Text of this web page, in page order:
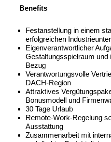
Benefits
Festanstellung in einem
erfolgreichen
Eigenverantwortlicher
Gestaltungsspielraum und
Bezug
Verantwortungsvolle
DACH-Region
Attraktives
Bonusmodell und
30 Tage Urlaub
Remote-Work-Regelung
Ausstattung
Zusammenarbeit mit